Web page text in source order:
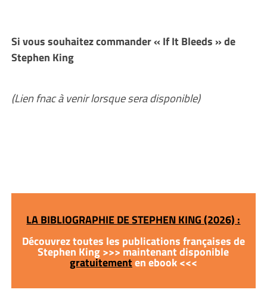
Si vous souhaitez commander « If It Bleeds » de
Stephen King
(Lien fnac à venir lorsque sera disponible)
LA BIBLIOGRAPHIE DE STEPHEN KING (2026) :
Découvrez toutes les publications françaises de
Stephen King >>> maintenant disponible
gratuitementen ebook <<<